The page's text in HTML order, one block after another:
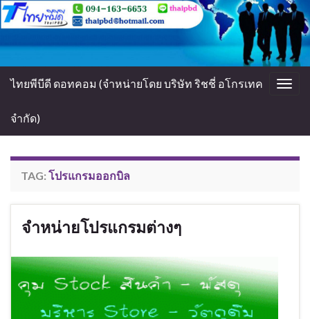
ไทยพีบีดี ดอทคอม (จำหน่ายโดย บริษัท ริชชี่ อโกรเทค
จำกัด)
TAG: โปรแกรมออกบิล
จำหน่ายโปรแกรมต่างๆ